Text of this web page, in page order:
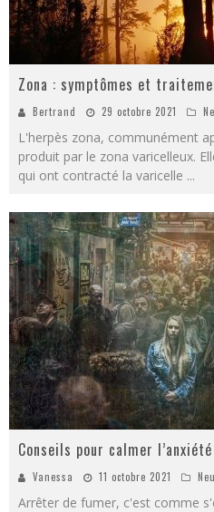
Zona : symptômes et
Bertrand 29 octobre 2021
L'herpès zona, communément
produit par le zona varicelleux.
qui ont contracté la varicelle ...
Conseils pour calmer
Vanessa 11 octobre 2021
Arrêter de fumer, c'est comme